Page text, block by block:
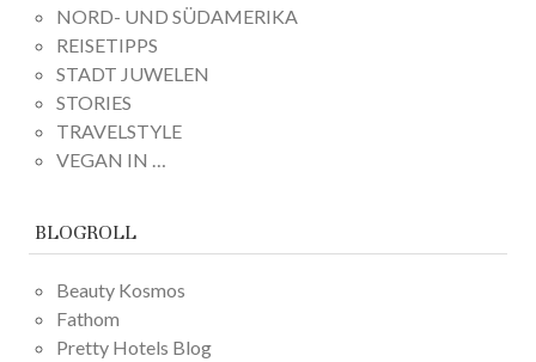
NORD- UND SÜDAMERIKA
REISETIPPS
STADT JUWELEN
STORIES
TRAVELSTYLE
VEGAN IN …
BLOGROLL
Beauty Kosmos
Fathom
Pretty Hotels Blog